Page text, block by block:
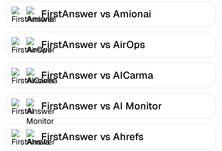
FirstAnswer vs Amionai
FirstAnswer vs AirOps
FirstAnswer vs AICarma
FirstAnswer vs AI Monitor
FirstAnswer vs Ahrefs